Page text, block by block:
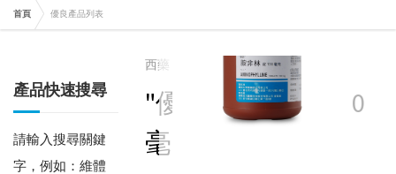
首頁 優良產品列表
產品快速搜尋
請輸入搜尋關鍵
字，例如：維體
西藥 鎮咳祛痰及氣喘用藥
"優良"胺非林錠100
毫克